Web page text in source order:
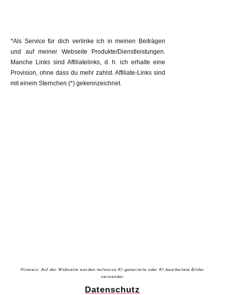
*Als Service für dich verlinke ich in meinen Beiträgen
und auf meiner Webseite Produkte/Dienstleistungen.
Manche Links sind Affiliatelinks, d. h. ich erhalte eine
Provision, ohne dass du mehr zahlst. Affiliate-Links sind
mit einem Sternchen (*) gekennzeichnet.
Hinweis: Auf der Webseite werden teilweise KI-generierte oder KI-bearbeitete Bilder
verwendet.
Datenschutz